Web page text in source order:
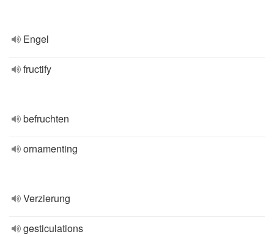
Engel
fructify
befruchten
ornamenting
Verzierung
gesticulations